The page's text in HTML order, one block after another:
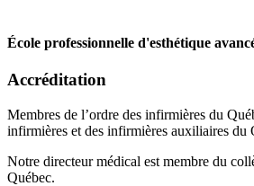
École professionnelle d'esthétique
Accréditation
Membres de l’ordre des infirmières du
infirmières et des infirmières auxiliaires du
Notre directeur médical est membre du
Québec.